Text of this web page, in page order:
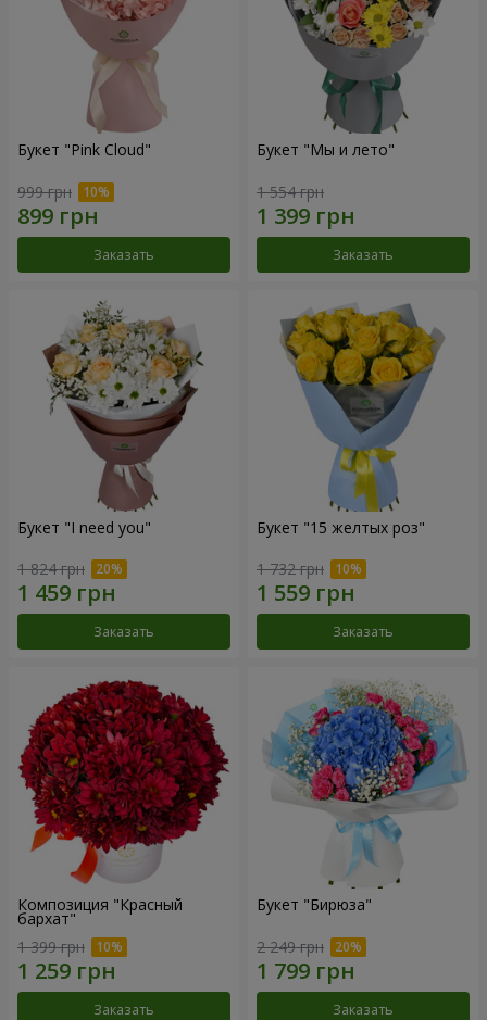
Букет "Pink Cloud"
999 грн
Заказать
Букет "Мы и лето"
1 554 грн
Заказать
Букет "I need you"
1 824 грн
Заказать
Букет "15 желтых роз"
1 732 грн
Заказать
Композиция "Красный
бархат"
1 399 грн
Заказать
Букет "Бирюза"
2 249 грн
Заказать